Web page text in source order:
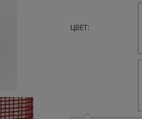
ЦВЕТ: